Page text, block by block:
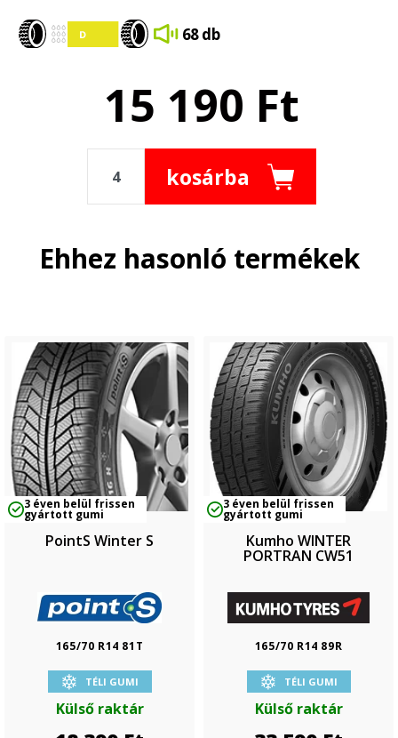
68 db
15 190 Ft
kosárba
Ehhez hasonló termékek
3 éven belül frissen
gyártott gumi
PointS Winter S
165/70 R14 81T
TÉLI GUMI
Külső raktár
3 éven belül frissen
gyártott gumi
Kumho WINTER
PORTRAN CW51
165/70 R14 89R
TÉLI GUMI
Külső raktár